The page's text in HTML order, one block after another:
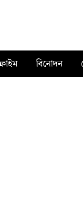
বিনোদন